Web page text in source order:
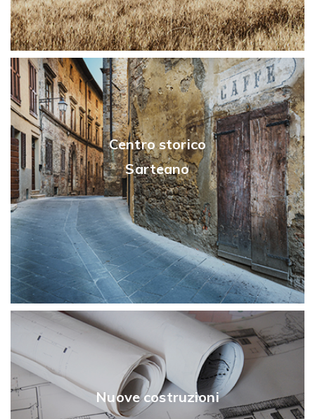
Centro storico
Sarteano
Nuove costruzioni